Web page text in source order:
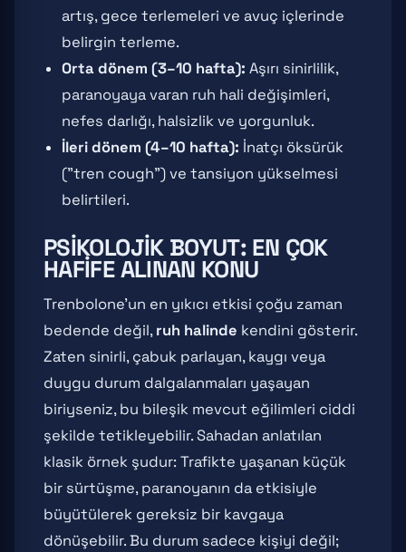
artış, gece terlemeleri ve avuç içlerinde
belirgin terleme.
Orta dönem (3–10 hafta): Aşırı sinirlilik,
paranoyaya varan ruh hali değişimleri,
nefes darlığı, halsizlik ve yorgunluk.
İleri dönem (4–10 hafta): İnatçı öksürük
("tren cough") ve tansiyon yükselmesi
belirtileri.
PSIKOLOJIK BOYUT: EN ÇOK
HAFIFE ALINAN KONU
Trenbolone'un en yıkıcı etkisi çoğu zaman
bedende değil,ruh halinde kendini gösterir.
Zaten sinirli, çabuk parlayan, kaygı veya
duygu durum dalgalanmaları yaşayan
biriyseniz, bu bileşik mevcut eğilimleri ciddi
şekilde tetikleyebilir. Sahadan anlatılan
klasik örnek şudur: Trafikte yaşanan küçük
bir sürtüşme, paranoyanın da etkisiyle
büyütülerek gereksiz bir kavgaya
dönüşebilir. Bu durum sadece kişiyi değil;